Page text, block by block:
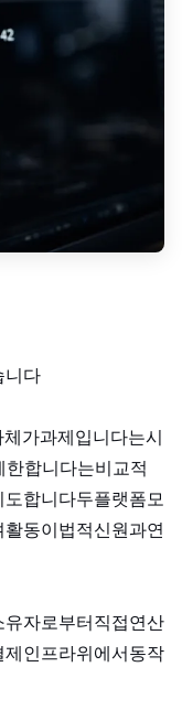
니다.
. p4d.24xlarge(8×A100)는 시
. Lambda Labs는 비교적
합니다. 두 플랫폼 모
활동이 법적 신원과 연
자로부터 직접 연산
인프라 위에서 동작